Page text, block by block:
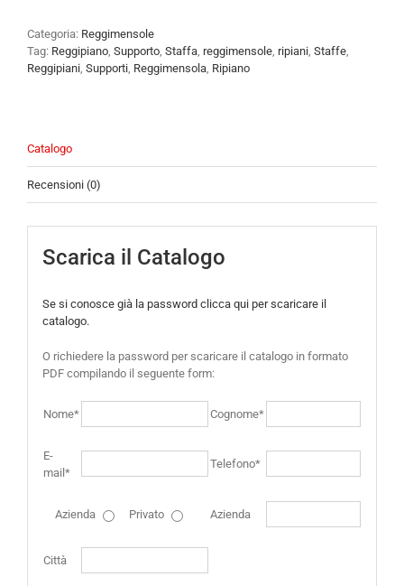
Categoria: Reggimensole
Tag: Reggipiano, Supporto, Staffa, reggimensole, ripiani, Staffe,
Reggipiani, Supporti, Reggimensola, Ripiano
Catalogo
Recensioni (0)
Scarica il Catalogo
Se si conosce già la password clicca qui per scaricare il
catalogo.
O richiedere la password per scaricare il catalogo in formato
PDF compilando il seguente form:
Nome* Cognome*
E-
mail*
Telefono*
Azienda Privato Azienda
Città